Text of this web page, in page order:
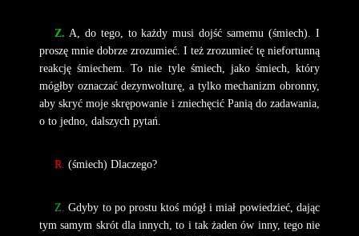
Z. A, do tego, to każdy musi dojść samemu (śmiech). I
proszę mnie dobrze zrozumieć. I też zrozumieć tę niefortunną
reakcję śmiechem. To nie tyle śmiech, jako śmiech, który
mógłby oznaczać dezynwolturę, a tylko mechanizm obronny,
aby skryć moje skrępowanie i zniechęcić Panią do zadawania,
o to jedno, dalszych pytań.
R. (śmiech) Dlaczego?
Z. Gdyby to po prostu ktoś mógł i miał powiedzieć, dając
tym samym skrót dla innych, to i tak żaden ów inny, tego nie